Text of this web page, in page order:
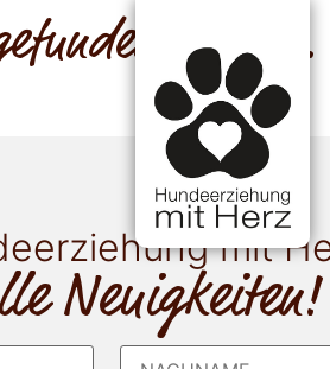
werden.
mit
Neuigkeiten!